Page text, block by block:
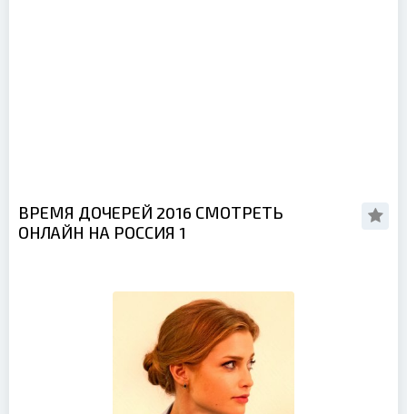
ВРЕМЯ ДОЧЕРЕЙ 2016 СМОТРЕТЬ
ОНЛАЙН НА РОССИЯ 1